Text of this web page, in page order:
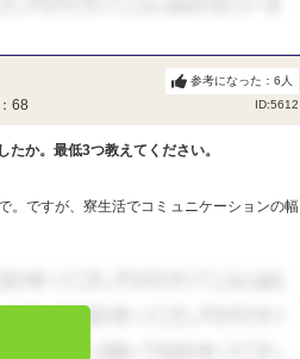
68 ID:5612
参考になった： 6 人
か。最低3つ教えてください。
。ですが、寮生活でコミュニケーションの幅